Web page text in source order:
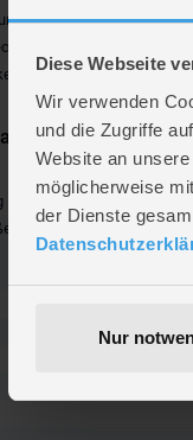
Diese Webseite
Wir verwenden
und die Zugriffe
Website an
möglicherweise
der Dienste
Nur
1-3 Jahre
80-511004